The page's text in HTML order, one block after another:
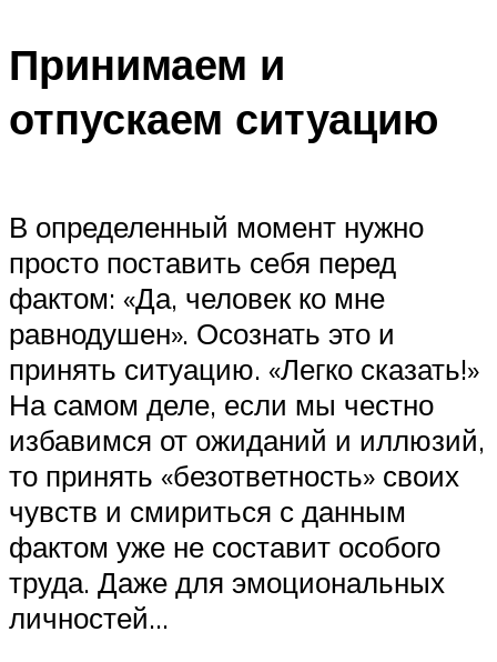
Принимаем и
отпускаем ситуацию
В определенный момент нужно
просто поставить себя перед
фактом: «Да, человек ко мне
равнодушен». Осознать это и
принять ситуацию. «Легко сказать!»
На самом деле, если мы честно
избавимся от ожиданий и иллюзий,
то принять «безответность» своих
чувств и смириться с данным
фактом уже не составит особого
труда. Даже для эмоциональных
личностей…